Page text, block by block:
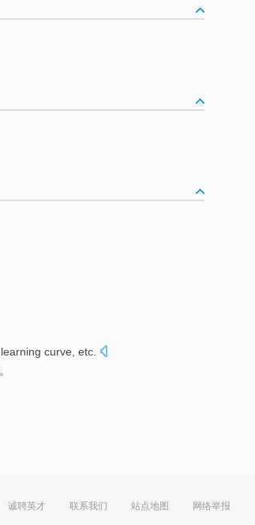
learning curve etc
。
诚聘英才 联系我们 站点地图 网络举报